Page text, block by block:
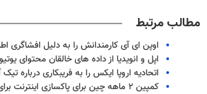
مطالب مرتبط
اوپن ای آی کارمندانش را به دلیل افشاگری
اپل و انویدیا از داده های خالقان محتوای
اتحادیه اروپا ایکس را به فریبکاری درباره
کمپین ۲ ماهه چین برای پاکسازی اینترنت برای کودکان